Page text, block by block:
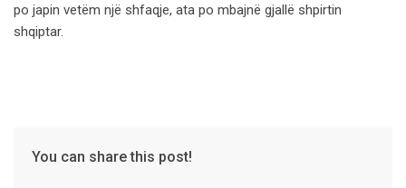
po japin vetëm një shfaqje, ata po mbajnë gjallë shpirtin
shqiptar.
You can share this post!